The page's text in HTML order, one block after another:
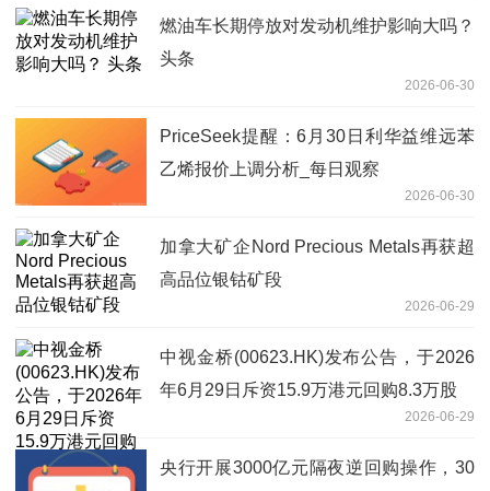
燃油车长期停放对发动机维护影响大吗？
头条
2026-06-30
PriceSeek提醒：6月30日利华益维远苯
乙烯报价上调分析_每日观察
2026-06-30
加拿大矿企Nord Precious Metals再获超
高品位银钴矿段
2026-06-29
中视金桥(00623.HK)发布公告，于2026
年6月29日斥资15.9万港元回购8.3万股
2026-06-29
央行开展3000亿元隔夜逆回购操作，30